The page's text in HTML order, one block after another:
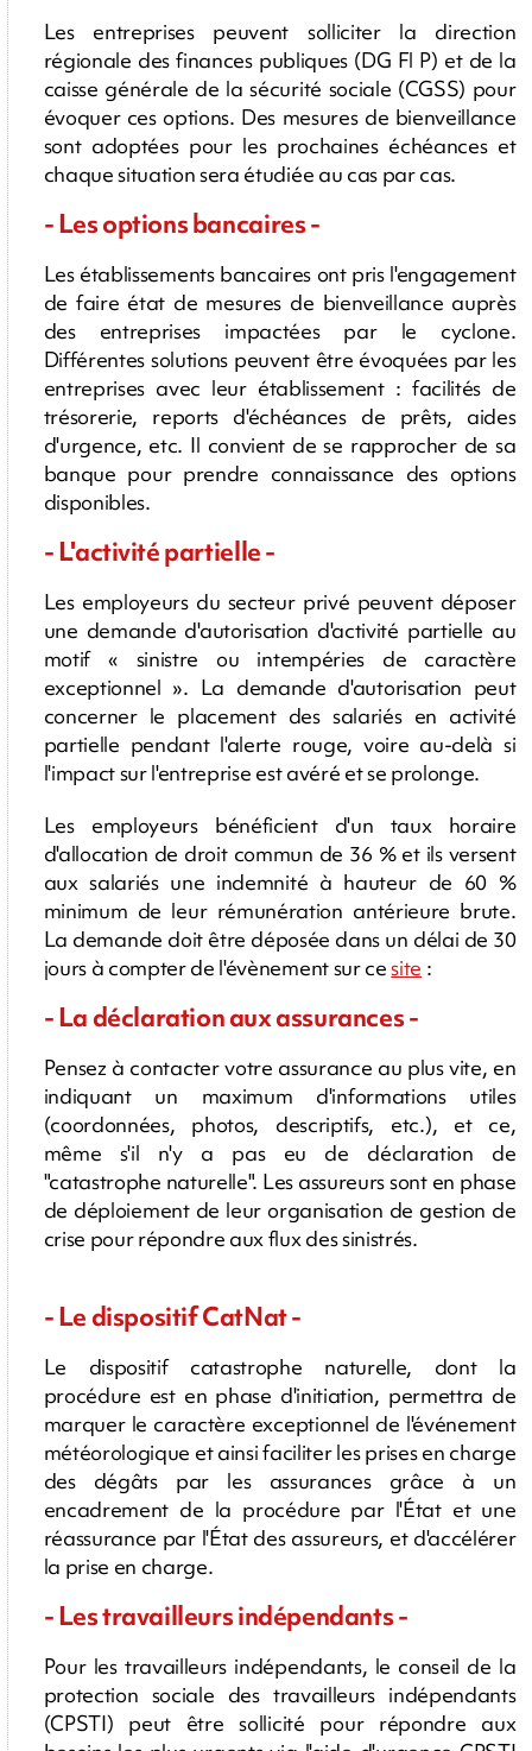
Les entreprises peuvent solliciter la direction
régionale des finances publiques (DG Fl P) et de la
caisse générale de la sécurité sociale (CGSS) pour
évoquer ces options. Des mesures de bienveillance
sont adoptées pour les prochaines échéances et
chaque situation sera étudiée au cas par cas.
- Les options bancaires -
Les établissements bancaires ont pris l'engagement
de faire état de mesures de bienveillance auprès
des entreprises impactées par le cyclone.
Différentes solutions peuvent être évoquées par les
entreprises avec leur établissement : facilités de
trésorerie, reports d'échéances de prêts, aides
d'urgence, etc. Il convient de se rapprocher de sa
banque pour prendre connaissance des options
disponibles.
- L'activité partielle -
Les employeurs du secteur privé peuvent déposer
une demande d'autorisation d'activité partielle au
motif « sinistre ou intempéries de caractère
exceptionnel ». La demande d'autorisation peut
concerner le placement des salariés en activité
partielle pendant l'alerte rouge, voire au-delà si
l'impact sur l'entreprise est avéré et se prolonge.
Les employeurs bénéficient d'un taux horaire
d'allocation de droit commun de 36 % et ils versent
aux salariés une indemnité à hauteur de 60 %
minimum de leur rémunération antérieure brute.
La demande doit être déposée dans un délai de 30
jours à compter de l'évènement sur cesite :
- La déclaration aux assurances -
Pensez à contacter votre assurance au plus vite, en
indiquant un maximum d'informations utiles
(coordonnées, photos, descriptifs, etc.), et ce,
même s'il n'y a pas eu de déclaration de
"catastrophe naturelle". Les assureurs sont en phase
de déploiement de leur organisation de gestion de
crise pour répondre aux flux des sinistrés.
- Le dispositif CatNat -
Le dispositif catastrophe naturelle, dont la
procédure est en phase d'initiation, permettra de
marquer le caractère exceptionnel de l'événement
météorologique et ainsi faciliter les prises en charge
des dégâts par les assurances grâce à un
encadrement de la procédure par l'État et une
réassurance par l'État des assureurs, et d'accélérer
la prise en charge.
- Les travailleurs indépendants -
Pour les travailleurs indépendants, le conseil de la
protection sociale des travailleurs indépendants
(CPSTI) peut être sollicité pour répondre aux